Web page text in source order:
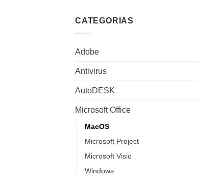
CATEGORIAS
Adobe
Antivirus
AutoDESK
Microsoft Office
MacOS
Microsoft Project
Microsoft Visio
Windows